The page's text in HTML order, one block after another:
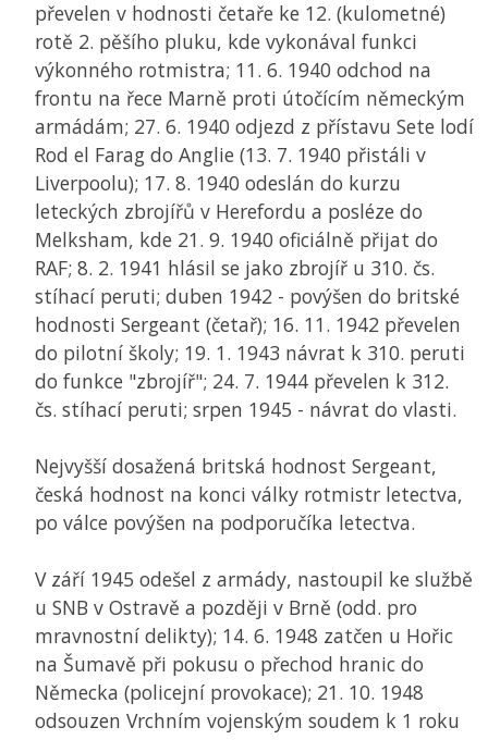
převelen v hodnosti četaře ke 12. (kulometné)
rotě 2. pěšího pluku, kde vykonával funkci
výkonného rotmistra; 11. 6. 1940 odchod na
frontu na řece Marně proti útočícím německým
armádám; 27. 6. 1940 odjezd z přístavu Sete lodí
Rod el Farag do Anglie (13. 7. 1940 přistáli v
Liverpoolu); 17. 8. 1940 odeslán do kurzu
leteckých zbrojířů v Herefordu a posléze do
Melksham, kde 21. 9. 1940 oficiálně přijat do
RAF; 8. 2. 1941 hlásil se jako zbrojíř u 310. čs.
stíhací peruti; duben 1942 - povýšen do britské
hodnosti Sergeant (četař); 16. 11. 1942 převelen
do pilotní školy; 19. 1. 1943 návrat k 310. peruti
do funkce "zbrojíř"; 24. 7. 1944 převelen k 312.
čs. stíhací peruti; srpen 1945 - návrat do vlasti.
Nejvyšší dosažená britská hodnost Sergeant,
česká hodnost na konci války rotmistr letectva,
po válce povýšen na podporučíka letectva.
V září 1945 odešel z armády, nastoupil ke službě
u SNB v Ostravě a později v Brně (odd. pro
mravnostní delikty); 14. 6. 1948 zatčen u Hořic
na Šumavě při pokusu o přechod hranic do
Německa (policejní provokace); 21. 10. 1948
odsouzen Vrchním vojenským soudem k 1 roku